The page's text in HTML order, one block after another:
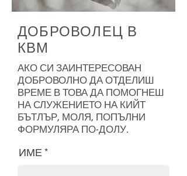
ДОБРОВОЛЕЦ В
КВМ
АКО СИ ЗАИНТЕРЕСОВАН
ДОБРОВОЛНО ДА ОТДЕЛИШ
ВРЕМЕ В ТОВА ДА ПОМОГНЕШ
НА СЛУЖЕНИЕТО НА КИЙТ
БЪТЛЪР, МОЛЯ, ПОПЪЛНИ
ФОРМУЛЯРА ПО-ДОЛУ.
ИМЕ